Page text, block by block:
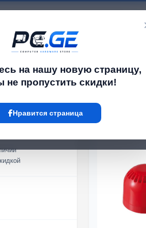
на нашу новую страницу,
не пропустить скидки!
Нравится страница
Каталог
(неадресные)